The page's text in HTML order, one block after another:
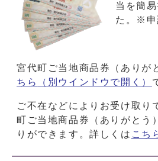
当を簡
た。※申
宮代町ご当地商品券（ありが
ちら
（別ウインドウで開く）
ご不在などによりお受け取り
町ご当地商品券（ありがとう
りができます。詳しくは こち